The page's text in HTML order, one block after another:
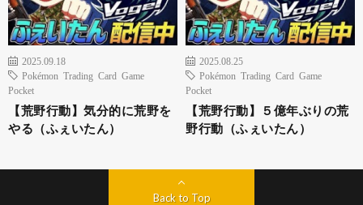
2025.09.18
Pokémon Trading Card Game
Pocket
【荒野行動】気分的に荒野を
やる（ふぇいたん）
2025.08.25
Pokémon Trading Card Game
Pocket
【荒野行動】５億年ぶりの荒
野行動（ふぇいたん）
Back to Top